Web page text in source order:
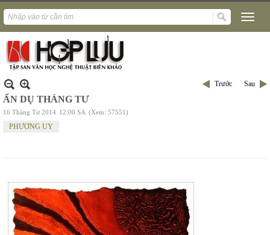
Trước Sau
ẨN DỤ THÁNG TƯ
16 Tháng Tư 2014 12:00 SA (Xem: 57551)
PHƯƠNG UY